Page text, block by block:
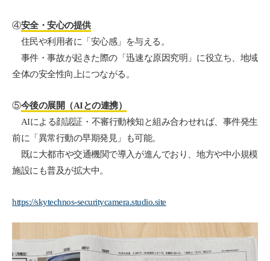
④安全・安心の提供
住民や利用者に「安心感」を与える。
事件・事故が起きた際の「迅速な原因究明」に役立ち、地域
全体の安全性向上につながる。
⑤今後の展開（AIとの連携）
AIによる顔認証・不審行動検知と組み合わせれば、事件発生
前に「異常行動の早期発見」も可能。
既に大都市や交通機関で導入が進んでおり、地方や中小規模
施設にも普及が拡大中。
https://skytechnos-securitycamera.studio.site